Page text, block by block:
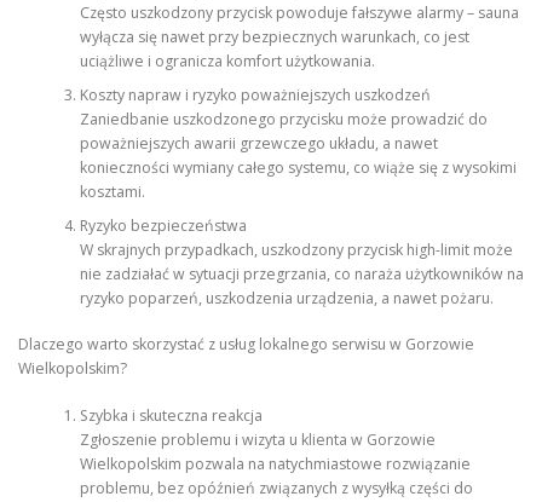
Często uszkodzony przycisk powoduje fałszywe alarmy – sauna
wyłącza się nawet przy bezpiecznych warunkach, co jest
uciążliwe i ogranicza komfort użytkowania.
Koszty napraw i ryzyko poważniejszych uszkodzeń
Zaniedbanie uszkodzonego przycisku może prowadzić do
poważniejszych awarii grzewczego układu, a nawet
konieczności wymiany całego systemu, co wiąże się z wysokimi
kosztami.
Ryzyko bezpieczeństwa
W skrajnych przypadkach, uszkodzony przycisk high-limit może
nie zadziałać w sytuacji przegrzania, co naraża użytkowników na
ryzyko poparzeń, uszkodzenia urządzenia, a nawet pożaru.
Dlaczego warto skorzystać z usług lokalnego serwisu w Gorzowie
Wielkopolskim?
Szybka i skuteczna reakcja
Zgłoszenie problemu i wizyta u klienta w Gorzowie
Wielkopolskim pozwala na natychmiastowe rozwiązanie
problemu, bez opóźnień związanych z wysyłką części do